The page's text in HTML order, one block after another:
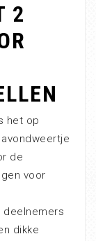
2
het op
de
voor
deelnemers
dikke